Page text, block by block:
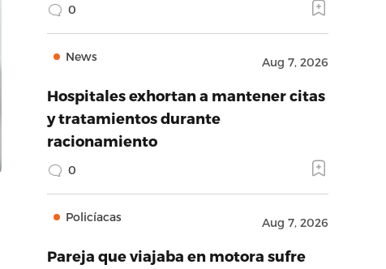
0
News Aug 7, 2026
Hospitales exhortan a mantener citas
y tratamientos durante
racionamiento
0
Policíacas Aug 7, 2026
Pareja que viajaba en motora sufre